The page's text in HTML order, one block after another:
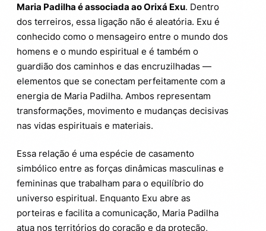
Maria Padilha é associada ao Orixá Exu. Dentro
dos terreiros, essa ligação não é aleatória. Exu é
conhecido como o mensageiro entre o mundo dos
homens e o mundo espiritual e é também o
guardião dos caminhos e das encruzilhadas —
elementos que se conectam perfeitamente com a
energia de Maria Padilha. Ambos representam
transformações, movimento e mudanças decisivas
nas vidas espirituais e materiais.
Essa relação é uma espécie de casamento
simbólico entre as forças dinâmicas masculinas e
femininas que trabalham para o equilíbrio do
universo espiritual. Enquanto Exu abre as
porteiras e facilita a comunicação, Maria Padilha
atua nos territórios do coração e da proteção,